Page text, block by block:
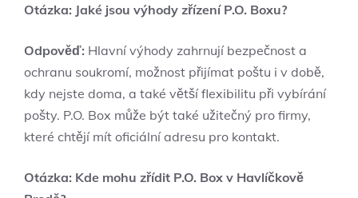
Otázka: Jaké jsou výhody zřízení P.O. Boxu?
Odpověď: Hlavní výhody zahrnují bezpečnost a
ochranu soukromí, možnost přijímat poštu i v době,
kdy nejste doma, a také větší flexibilitu při vybírání
pošty. P.O. Box může být také užitečný pro firmy,
které chtějí mít oficiální adresu pro kontakt.
Otázka: Kde mohu zřídit P.O. Box v Havlíčkově